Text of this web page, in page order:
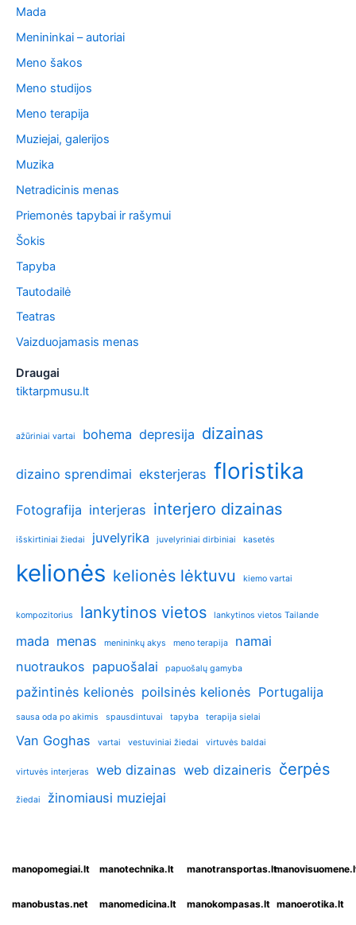
Mada
Menininkai – autoriai
Meno šakos
Meno studijos
Meno terapija
Muziejai, galerijos
Muzika
Netradicinis menas
Priemonės tapybai ir rašymui
Šokis
Tapyba
Tautodailė
Teatras
Vaizduojamasis menas
Draugai
tiktarpmusu.lt
ažūriniai vartai bohema depresija dizainas
dizaino sprendimai eksterjeras floristika
Fotografija interjeras interjero dizainas
išskirtiniai žiedai juvelyrika juvelyriniai dirbiniai kasetės
kelionės kelionės lėktuvu kiemo vartai
kompozitorius lankytinos vietos lankytinos vietos Tailande
mada menas menininkų akys meno terapija
namai
nuotraukos papuošalai papuošalų gamyba
pažintinės kelionės poilsinės kelionės Portugalija
sausa oda po akimis spausdintuvai tapyba terapija sielai
Van Goghas vartai vestuviniai žiedai virtuvės baldai
virtuvės interjeras web dizainas web dizaineris čerpės
žiedai žinomiausi muziejai
manopomegiai.lt manotechnika.lt manotransportas.lt
manobustas.net manomedicina.lt manokompasas.lt manoerotika.lt